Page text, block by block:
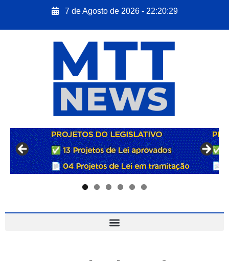
7 de Agosto de 2026 - 22:20:30